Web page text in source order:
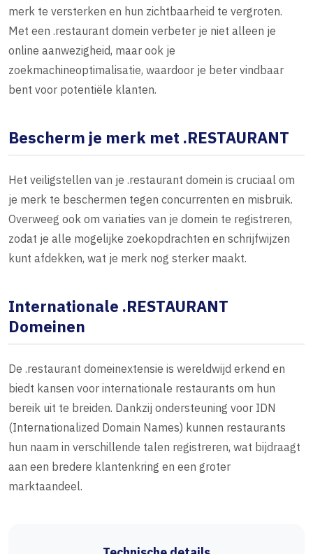
merk te versterken en hun zichtbaarheid te vergroten.
Met een .restaurant domein verbeter je niet alleen je
online aanwezigheid, maar ook je
zoekmachineoptimalisatie, waardoor je beter vindbaar
bent voor potentiële klanten.
Bescherm je merk met .RESTAURANT
Het veiligstellen van je .restaurant domein is cruciaal om
je merk te beschermen tegen concurrenten en misbruik.
Overweeg ook om variaties van je domein te registreren,
zodat je alle mogelijke zoekopdrachten en schrijfwijzen
kunt afdekken, wat je merk nog sterker maakt.
Internationale .RESTAURANT
Domeinen
De .restaurant domeinextensie is wereldwijd erkend en
biedt kansen voor internationale restaurants om hun
bereik uit te breiden. Dankzij ondersteuning voor IDN
(Internationalized Domain Names) kunnen restaurants
hun naam in verschillende talen registreren, wat bijdraagt
aan een bredere klantenkring en een groter
marktaandeel.